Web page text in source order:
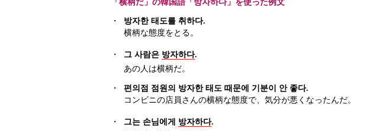
「横柄だ」の韓国語「방자하다」を使った例文
・
방자한 태도를 취하다.
横柄な態度をとる。
・ 그 사람은 방자하다.
あの人は横柄だ。
・
편의점 점원의 방자한 태도 때문에 기분이 안 좋다.
コンビニの店員さんの横柄な態度で、気分が悪くなったんだ。
・ 그는 손님에게 방자하다.